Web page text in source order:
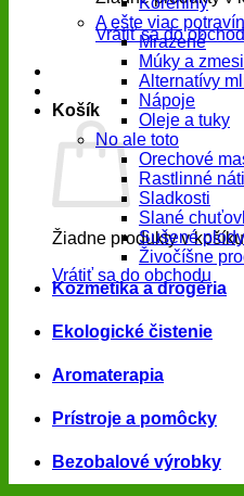
Vrátiť sa do
Košík
Žiadne produkty v
Vrátiť sa do obchodu
A ešte viac potravín
Mrazené
Múky a zmesi
Alternatívy
Nápoje
Oleje a tuky
No ale toto
Orechové
Rastlinné
Sladkosti
Slané
Sušené plody
Živočíšne
Kozmetika a drogéria
Ekologické čistenie
Aromaterapia
Prístroje a pomôcky
Bezobalové výrobky